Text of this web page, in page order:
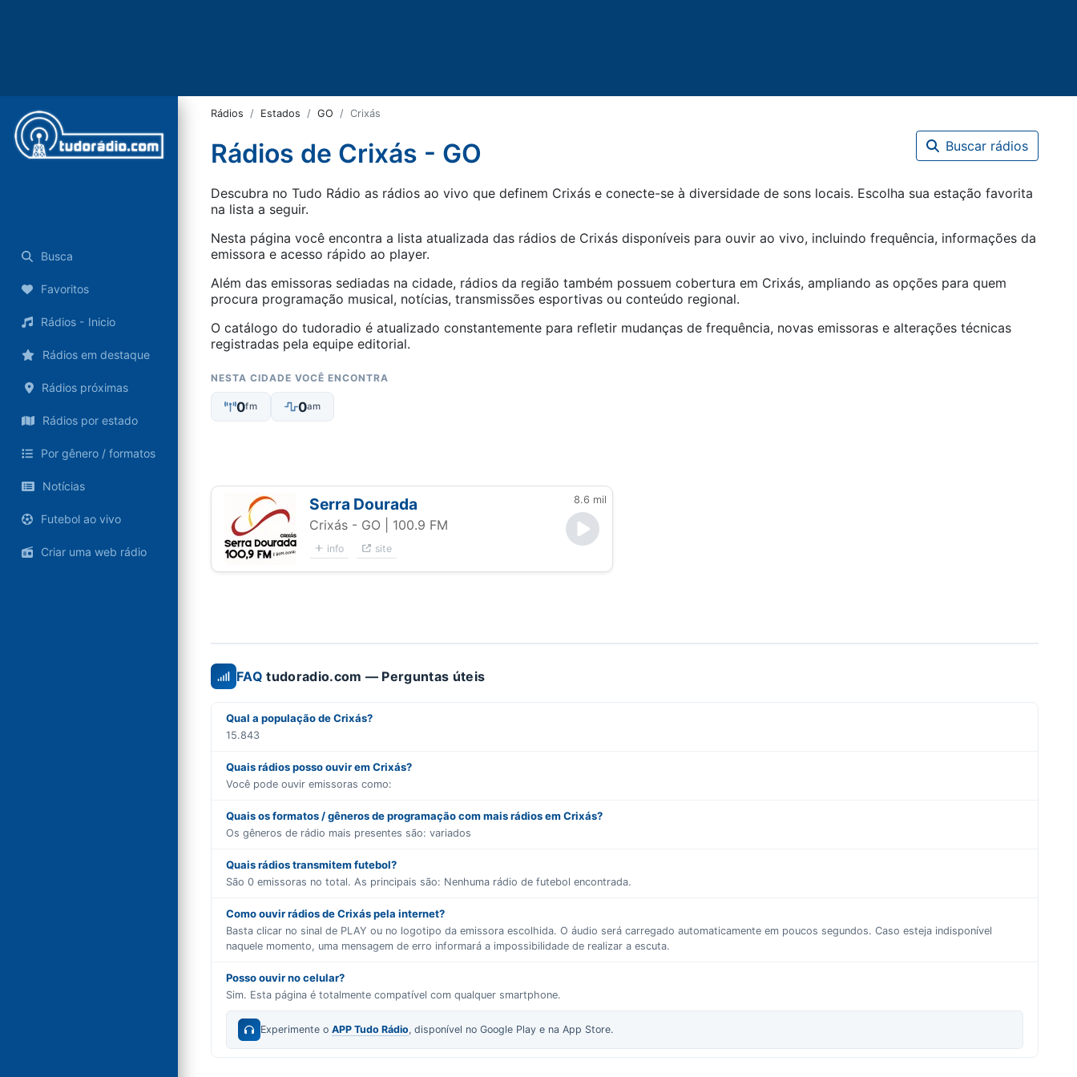
Busca
Favoritos
Rádios - Inicio
Rádios em destaque
Rádios próximas
Rádios por estado
Por gênero / formatos
Notícias
Futebol ao vivo
Criar uma web rádio
Rádios Estados GO Crixás
Rádios de Crixás - GO Buscar rádios
Descubra no Tudo Rádio as rádios ao vivo que definem Crixás e conecte-se à diversidade de sons locais. Escolha sua estação favorita
na lista a seguir.
Nesta página você encontra a lista atualizada das rádios de Crixás disponíveis para ouvir ao vivo, incluindo frequência, informações da
emissora e acesso rápido ao player.
Além das emissoras sediadas na cidade, rádios da região também possuem cobertura em Crixás, ampliando as opções para quem
procura programação musical, notícias, transmissões esportivas ou conteúdo regional.
O catálogo do tudoradio é atualizado constantemente para refletir mudanças de frequência, novas emissoras e alterações técnicas
registradas pela equipe editorial.
NESTA CIDADE VOCÊ ENCONTRA
0fm 0am
Serra Dourada 8.6 mil
Crixás - GO | 100.9 FM
info site
FAQ tudoradio.com — Perguntas úteis
Qual a população de Crixás?
15.843
Quais rádios posso ouvir em Crixás?
Você pode ouvir emissoras como:
Quais os formatos / gêneros de programação com mais rádios em Crixás?
Os gêneros de rádio mais presentes são:variados
Quais rádios transmitem futebol?
São0 emissoras no total. As principais são: Nenhuma rádio de futebol encontrada.
Como ouvir rádios de Crixás pela internet?
Basta clicar no sinal de PLAY ou no logotipo da emissora escolhida. O áudio será carregado automaticamente em poucos segundos. Caso esteja indisponível
naquele momento, uma mensagem de erro informará a impossibilidade de realizar a escuta.
Posso ouvir no celular?
Sim. Esta página é totalmente compatível com qualquer smartphone.
Experimente oAPP Tudo Rádio, disponível no Google Play e na App Store.